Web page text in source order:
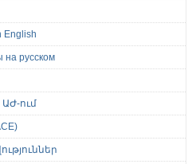
English
на русском
ԱԺ-ում